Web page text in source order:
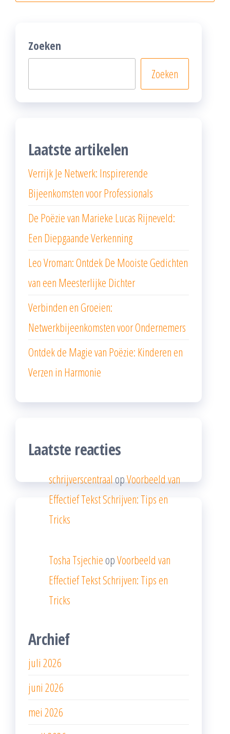
Zoeken
Zoeken
Laatste artikelen
Verrijk Je Netwerk: Inspirerende
Bijeenkomsten voor Professionals
De Poëzie van Marieke Lucas Rijneveld:
Een Diepgaande Verkenning
Leo Vroman: Ontdek De Mooiste Gedichten
van een Meesterlijke Dichter
Verbinden en Groeien:
Netwerkbijeenkomsten voor Ondernemers
Ontdek de Magie van Poëzie: Kinderen en
Verzen in Harmonie
Laatste reacties
schrijverscentraalopVoorbeeld van
Effectief Tekst Schrijven: Tips en
Tricks
Tosha Tsjechie opVoorbeeld van
Effectief Tekst Schrijven: Tips en
Tricks
Archief
juli 2026
juni 2026
mei 2026